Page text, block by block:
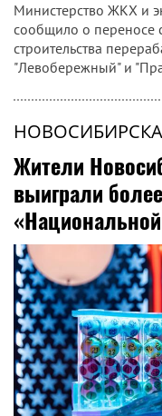
Министерство ЖКХ и
сообщило о переносе
строительства
"Левобережный" и
Жители
выиграли